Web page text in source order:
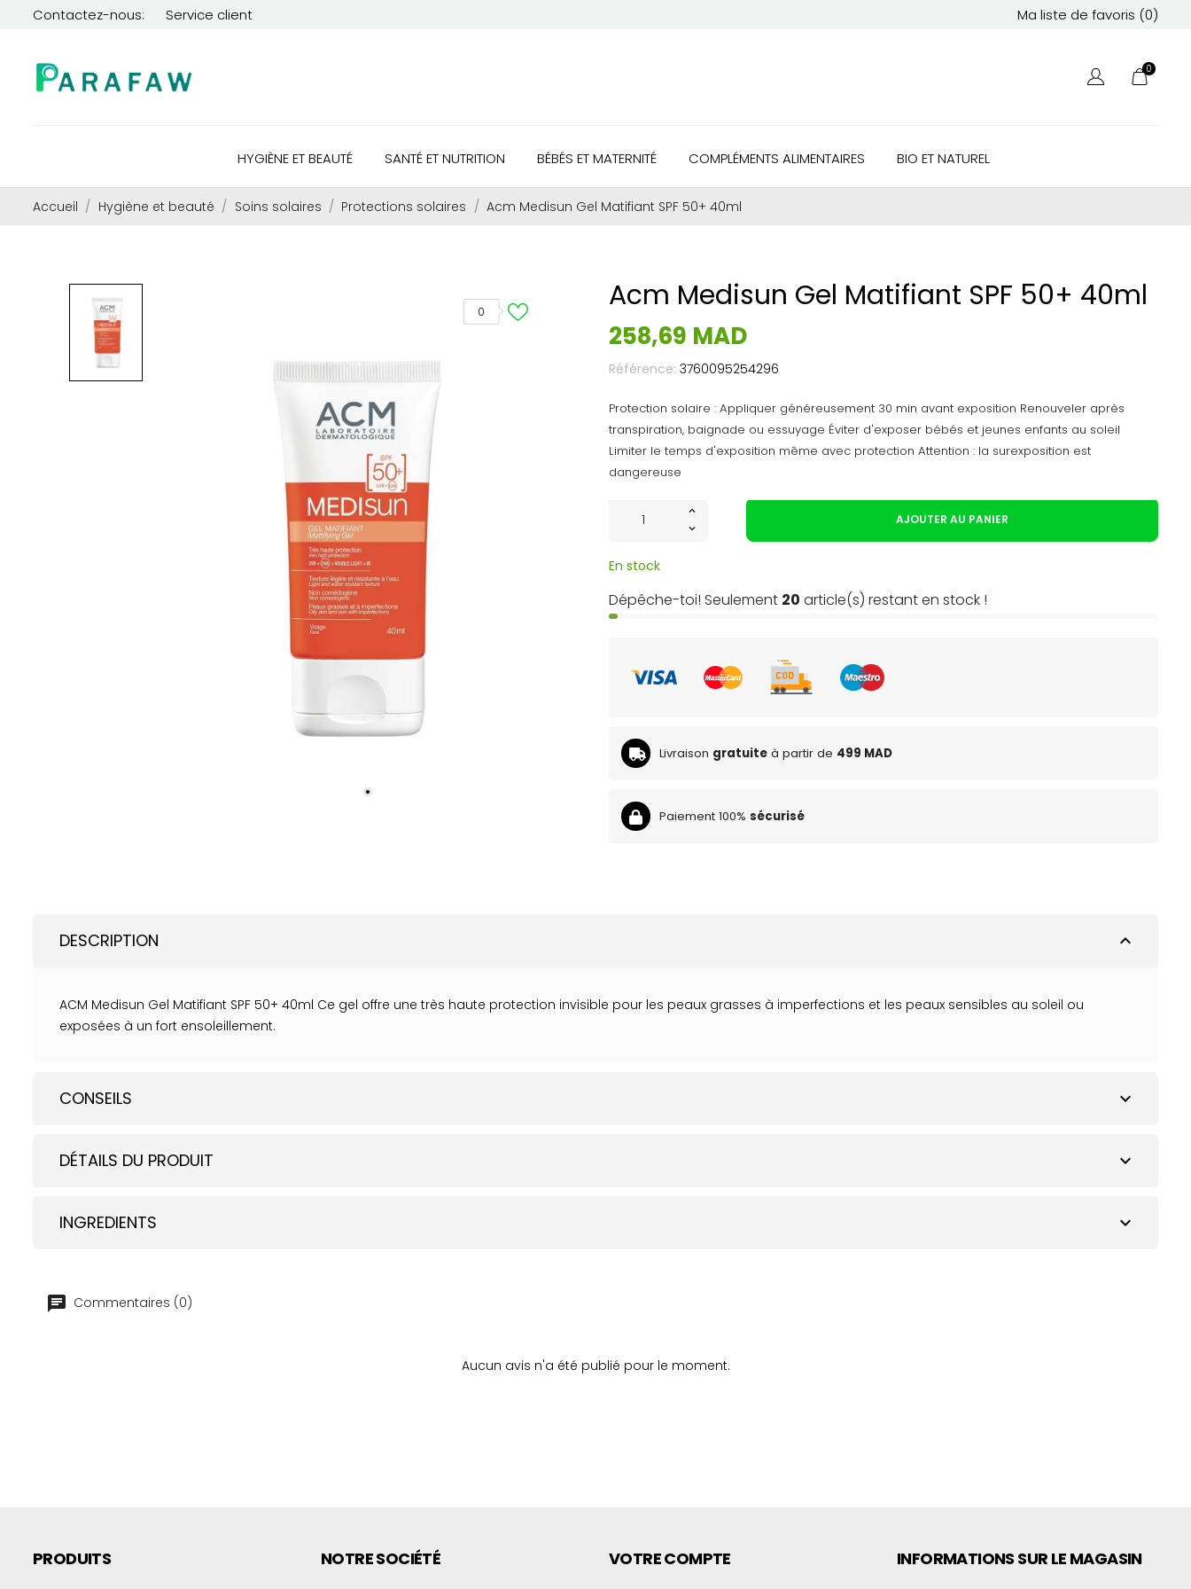
Contactez-nous: Service client Ma liste de favoris (0)
0
HYGIÈNE ET BEAUTÉ SANTÉ ET NUTRITION BÉBÉS ET MATERNITÉ COMPLÉMENTS ALIMENTAIRES BIO ET NATUREL
Accueil Hygiène et beauté Soins solaires Protections solaires Acm Medisun Gel Matifiant SPF 50+ 40ml
0 Acm Medisun Gel Matifiant SPF 50+ 40ml
258,69 MAD
Référence: 3760095254296
Protection solaire : Appliquer généreusement 30 min avant exposition Renouveler après
transpiration, baignade ou essuyage Éviter d'exposer bébés et jeunes enfants au soleil
Limiter le temps d'exposition même avec protection Attention : la surexposition est
dangereuse
AJOUTER AU PANIER
En stock
Dépêche-toi! Seulement 20 article(s) restant en stock !
Livraison gratuite à partir de 499 MAD
Paiement 100% sécurisé
expand_less
DESCRIPTION
ACM Medisun Gel Matifiant SPF 50+ 40ml Ce gel offre une très haute protection invisible pour les peaux grasses à imperfections et les peaux sensibles au soleil ou
exposées à un fort ensoleillement.
expand_more
CONSEILS
expand_more
DÉTAILS DU PRODUIT
expand_more
INGREDIENTS
Commentaires (0)
Aucun avis n'a été publié pour le moment.
PRODUITS NOTRE SOCIÉTÉ VOTRE COMPTE INFORMATIONS SUR LE MAGASIN